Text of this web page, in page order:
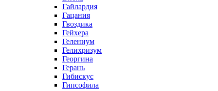
Гайлардия
Гацания
Гвоздика
Гейхера
Гелениум
Гелихризум
Георгина
Герань
Гибискус
Гипсофила